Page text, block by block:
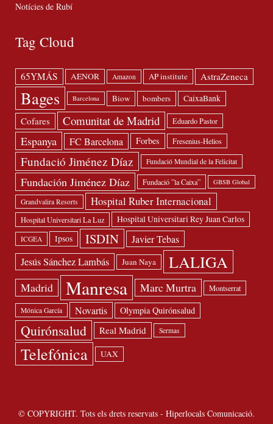
Notícies de Rubí
Tag Cloud
65YMÁS AENOR Amazon AP institute AstraZeneca
Bages Barcelona Biow bombers CaixaBank
Cofares Comunitat de Madrid Eduardo Pastor
Espanya FC Barcelona Forbes Fresenius-Helios
Fundació Jiménez Díaz Fundació Mundial de la Felicitat
Fundación Jiménez Díaz Fundació ”la Caixa” GBSB Global
Grandvalira Resorts Hospital Ruber Internacional
Hospital Universitari La Luz Hospital Universitari Rey Juan Carlos
ICGEA Ipsos ISDIN Javier Tebas
Jesús Sánchez Lambás Juan Naya LALIGA
Madrid Manresa Marc Murtra Montserrat
Mónica García Novartis Olympia Quirónsalud
Quirónsalud Real Madrid Sermas
Telefónica UAX
© COPYRIGHT. Tots els drets reservats - Hiperlocals Comunicació.